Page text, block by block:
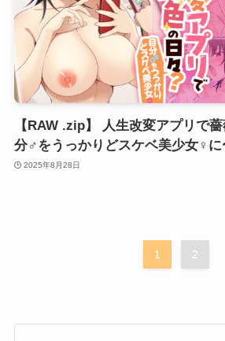
【RAW .zip】 人生改変アプリで
分♂をうっかりどスケベ美少女♀に
2025年8月28日
1 2